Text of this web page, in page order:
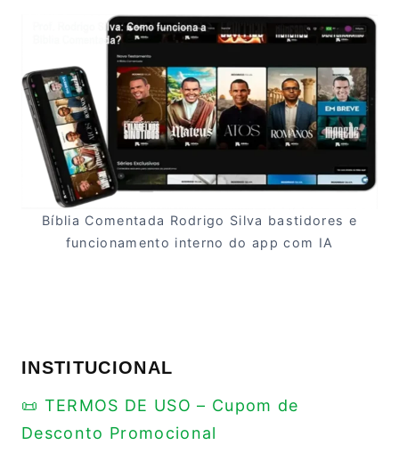
Bíblia Comentada Rodrigo Silva bastidores e
funcionamento interno do app com IA
INSTITUCIONAL
📜 TERMOS DE USO – Cupom de
Desconto Promocional